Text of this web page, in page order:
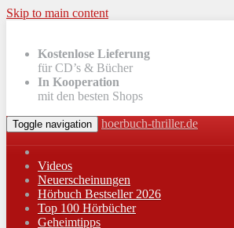
Skip to main content
Kostenlose Lieferung
für CD’s & Bücher
In Kooperation
mit den besten Shops
Toggle navigation hoerbuch-thriller.de
Videos
Neuerscheinungen
Hörbuch Bestseller 2026
Top 100 Hörbücher
Geheimtipps